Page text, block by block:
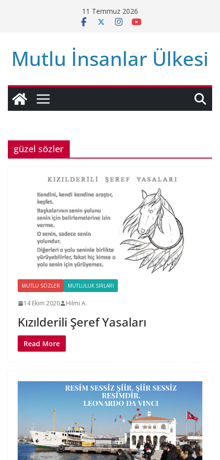
11 Temmuz 2026
Mutlu İnsanlar Ülkesi
güzel sözler
MUTLU SÖZLER MUTLULUK SIRLARI
14 Ekim 2020 Hilmi A.
Kızılderili Şeref Yasaları
Read More